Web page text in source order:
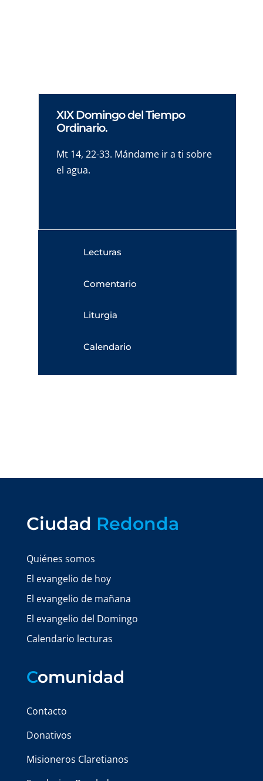
XIX Domingo del Tiempo
Ordinario.
Mt 14, 22-33. Mándame ir a ti sobre
el agua.
Lecturas
Comentario
Liturgia
Calendario
Ciudad Redonda
Quiénes somos
El evangelio de hoy
El evangelio de mañana
El evangelio del Domingo
Calendario lecturas
Comunidad
Contacto
Donativos
Misioneros Claretianos